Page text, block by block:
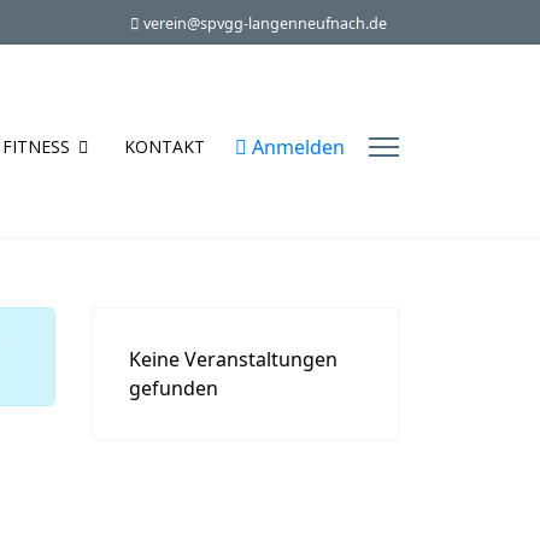
verein@spvgg-langenneufnach.de
FITNESS KONTAKT Anmelden
Keine Veranstaltungen
gefunden